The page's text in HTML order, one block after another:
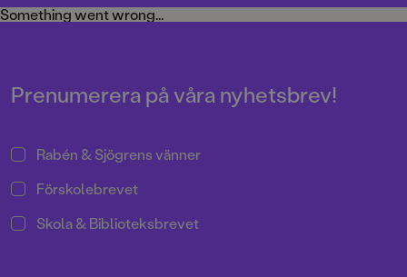
Cookie Policy
Miljö och hållbarhet
Twitter
Something went wrong...
Prenumerera på våra nyhetsbrev!
Rabén & Sjögrens vänner
Förskolebrevet
Skola & Biblioteksbrevet